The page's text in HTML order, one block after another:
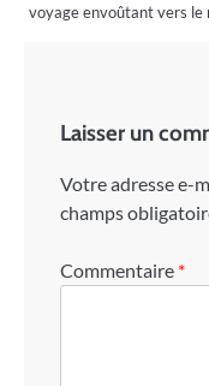
voyage envoûtant vers le
Laisser un
Votre adresse e-
champs
Commentaire *